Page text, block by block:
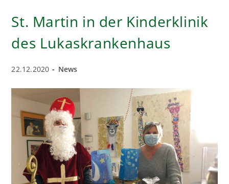
St. Martin in der Kinderklinik
des Lukaskrankenhaus
Beitrag
22.12.2020
Beitrags-
News